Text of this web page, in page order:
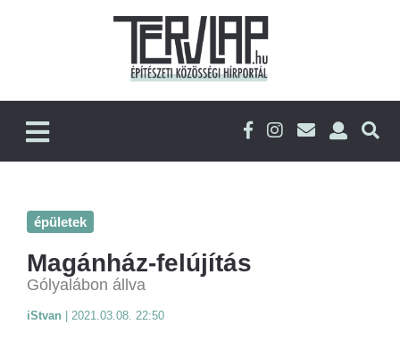
épületek
Magánház-felújítás
Gólyalábon állva
iStvan 2021.03.08. 22:50